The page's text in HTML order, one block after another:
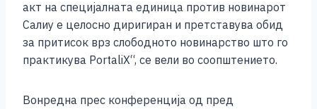
акт на специјалната единица против новинарот
Салиу е целосно диригиран и претставува обид
за притисок врз слободното новинарство што го
практикува PortaliX“, се вели во соопштението.
Вонредна прес конференција од пред